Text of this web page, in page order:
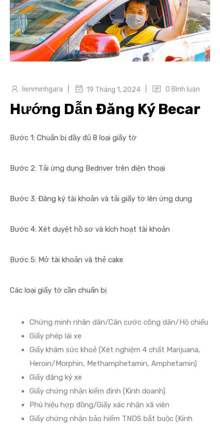
lienminhgara 19 Tháng 1, 2024 0 Bình luận
Hướng Dẫn Đăng Ký Becar
Bước 1: Chuẩn bị đầy đủ 8 loại giấy tờ
Bước 2: Tải ứng dụng Bedriver trên điện thoại
Bước 3: Đăng ký tài khoản và tải giấy tờ lên ứng dụng
Bước 4: Xét duyệt hồ sơ và kích hoạt tài khoản
Bước 5: Mở tài khoản và thẻ cake
Các loại giấy tờ cần chuẩn bị
Chứng minh nhân dân/Căn cước công dân/Hộ chiếu
Giấy phép lái xe
Giấy khám sức khoẻ (Xét nghiệm 4 chất Marijuana,
Heroin/Morphin, Methamphetamin, Amphetamin)
Giấy đăng ký xe
Giấy chứng nhận kiểm định (Kinh doanh)
Phù hiệu hợp đồng/Giấy xác nhận xã viên
Giấy chứng nhận bảo hiểm TNDS bắt buộc (Kinh